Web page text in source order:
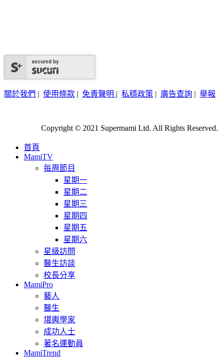
secured by
關於我們 | 使用條款 | 免責聲明 | 私穩政策 | 廣告查詢 | 舉報
Copyright © 2021 Supermami Ltd. All Rights Reserved.
首頁
MamiTV
每周節目
星期一
星期二
星期三
星期四
星期五
星期六
星級訪問
醫生訪談
校長分享
MamiPro
藝人
醫生
堪輿學家
成功人士
著名運動員
MamiTrend